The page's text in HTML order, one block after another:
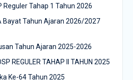
Reguler Tahap 1 Tahun 2026
Bayat Tahun Ajaran 2026/2027
Tahun Ajaran 2025-2026
REGULER TAHAP II TAHUN 2025
Ke-64 Tahun 2025